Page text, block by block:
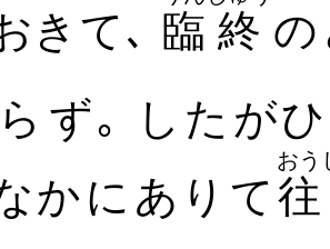
き​て､ 臨 終 の​
ず｡ したが
か​に​あり​て往
おう